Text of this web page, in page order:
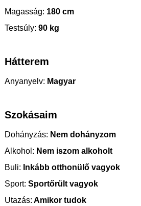
Magasság: 180 cm
Testsúly: 90 kg
Hátterem
Anyanyelv: Magyar
Szokásaim
Dohányzás: Nem dohányzom
Alkohol: Nem iszom alkoholt
Buli: Inkább otthonülő vagyok
Sport: Sportőrült vagyok
Utazás: Amikor tudok